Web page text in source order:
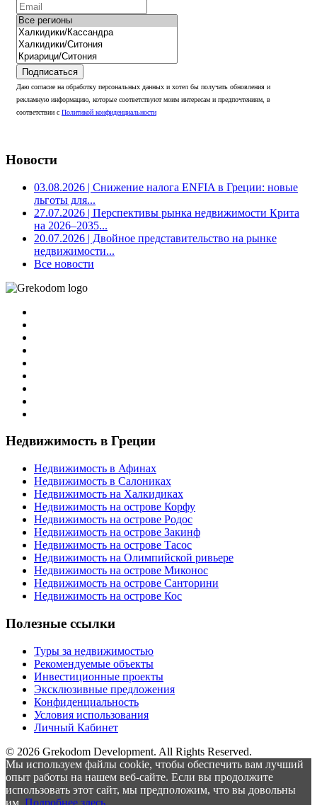
Подписаться
Даю согласие на обработку персональных данных и хотел бы получать обновления и
рекламную информацию, которые соответствуют моим интересам и предпочтениям, в
соответствии с Политикой конфиденциальности
Новости
03.08.2026 | Снижение налога ENFIA в Греции: новые
льготы для...
27.07.2026 | Перспективы рынка недвижимости Крита
на 2026–2035...
20.07.2026 | Двойное представительство на рынке
недвижимости...
Все новости
Недвижимость в Греции
Недвижимость в Афинах
Недвижимость в Салониках
Недвижимость на Халкидиках
Недвижимость на острове Корфу
Недвижимость на острове Родос
Недвижимость на острове Закинф
Недвижимость на острове Тасос
Недвижимость на Олимпийской ривьере
Недвижимость на острове Миконос
Недвижимость на острове Санторини
Недвижимость на острове Кос
Полезные ссылки
Туры за недвижимостью
Рекомендуемые объекты
Инвестиционные проекты
Эксклюзивные предложения
Конфиденциальность
Условия использования
Личный Кабинет
© 2026 Grekodom Development. All Rights Reserved.
Мы используем файлы cookie, чтобы обеспечить вам лучший
опыт работы на нашем веб-сайте. Если вы продолжите
использовать этот сайт, мы предположим, что вы довольны
им. Подробнее здесь